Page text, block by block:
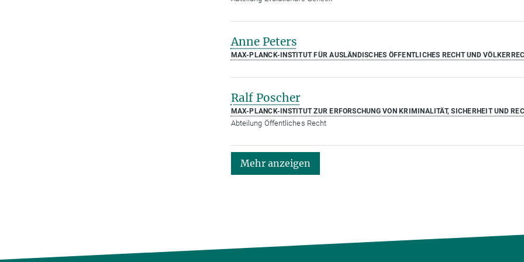
Anne Peters
MAX-PLANCK-INSTITUT FÜR AUSLÄNDISCHES ÖFFENTLICHES RECHT UND
Ralf Poscher
MAX-PLANCK-INSTITUT ZUR ERFORSCHUNG VON KRIMINALITÄT, SICHERHEIT UND
Abteilung Öffentliches Recht
Mehr anzeigen